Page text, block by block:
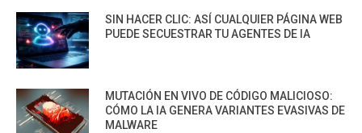
SIN HACER CLIC: ASÍ CUALQUIER PÁGINA WEB
PUEDE SECUESTRAR TU AGENTES DE IA
MUTACIÓN EN VIVO DE CÓDIGO MALICIOSO:
CÓMO LA IA GENERA VARIANTES EVASIVAS DE
MALWARE